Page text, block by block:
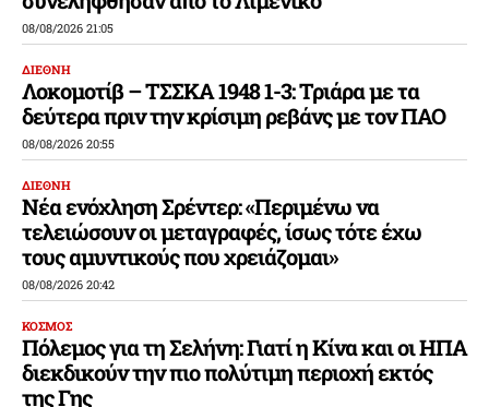
08/08/2026 21:05
ΔΙΕΘΝΗ
Λοκομοτίβ – ΤΣΣΚΑ 1948 1-3: Τριάρα με τα
δεύτερα πριν την κρίσιμη ρεβάνς με τον ΠΑΟ
08/08/2026 20:55
ΔΙΕΘΝΗ
Νέα ενόχληση Σρέντερ: «Περιμένω να
τελειώσουν οι μεταγραφές, ίσως τότε έχω
τους αμυντικούς που χρειάζομαι»
08/08/2026 20:42
ΚΟΣΜΟΣ
Πόλεμος για τη Σελήνη: Γιατί η Κίνα και οι ΗΠΑ
διεκδικούν την πιο πολύτιμη περιοχή εκτός
της Γης